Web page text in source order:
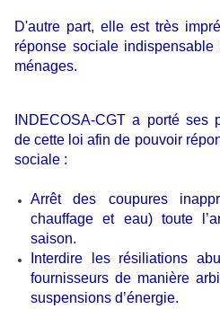
D'autre part, elle est très
réponse sociale
ménages.
INDECOSA-CGT a porté ses
de cette loi afin de pouvoir
sociale :
Arrêt des coupures
chauffage et eau) toute
saison.
Interdire les résiliations
fournisseurs de manière
suspensions d’énergie.